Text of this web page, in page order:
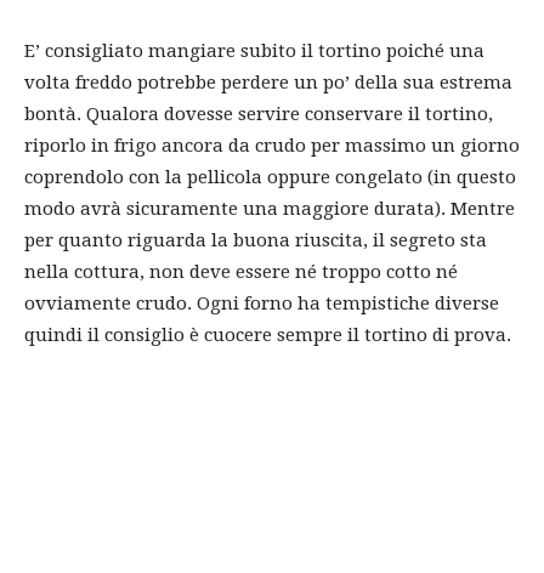
E’ consigliato mangiare subito il tortino poiché una
volta freddo potrebbe perdere un po’ della sua estrema
bontà. Qualora dovesse servire conservare il tortino,
riporlo in frigo ancora da crudo per massimo un giorno
coprendolo con la pellicola oppure congelato (in questo
modo avrà sicuramente una maggiore durata). Mentre
per quanto riguarda la buona riuscita, il segreto sta
nella cottura, non deve essere né troppo cotto né
ovviamente crudo. Ogni forno ha tempistiche diverse
quindi il consiglio è cuocere sempre il tortino di prova.